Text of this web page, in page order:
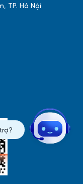
dịch
TP. Hà Nội